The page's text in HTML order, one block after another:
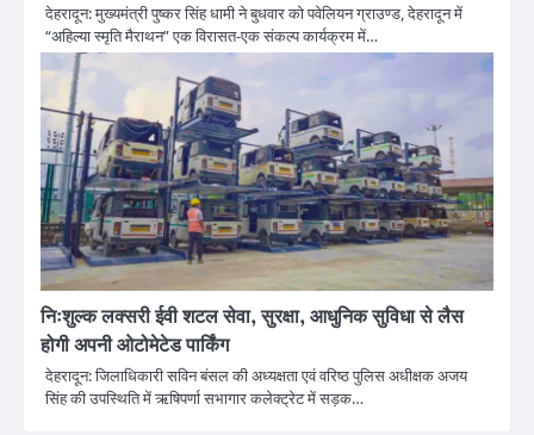
देहरादून: मुख्यमंत्री पुष्कर सिंह धामी ने बुधवार को पवेलियन ग्राउण्ड, देहरादून में
“अहिल्या स्मृति मैराथन” एक विरासत-एक संकल्प कार्यक्रम में…
निःशुल्क लक्सरी ईवी शटल सेवा, सुरक्षा, आधुनिक सुविधा से लैस
होगी अपनी ओटोमेटेड पार्किंग
देहरादून: जिलाधिकारी सविन बंसल की अध्यक्षता एवं वरिष्ठ पुलिस अधीक्षक अजय
सिंह की उपस्थिति में ऋषिपर्णा सभागार कलेक्ट्रेट में सड़क…